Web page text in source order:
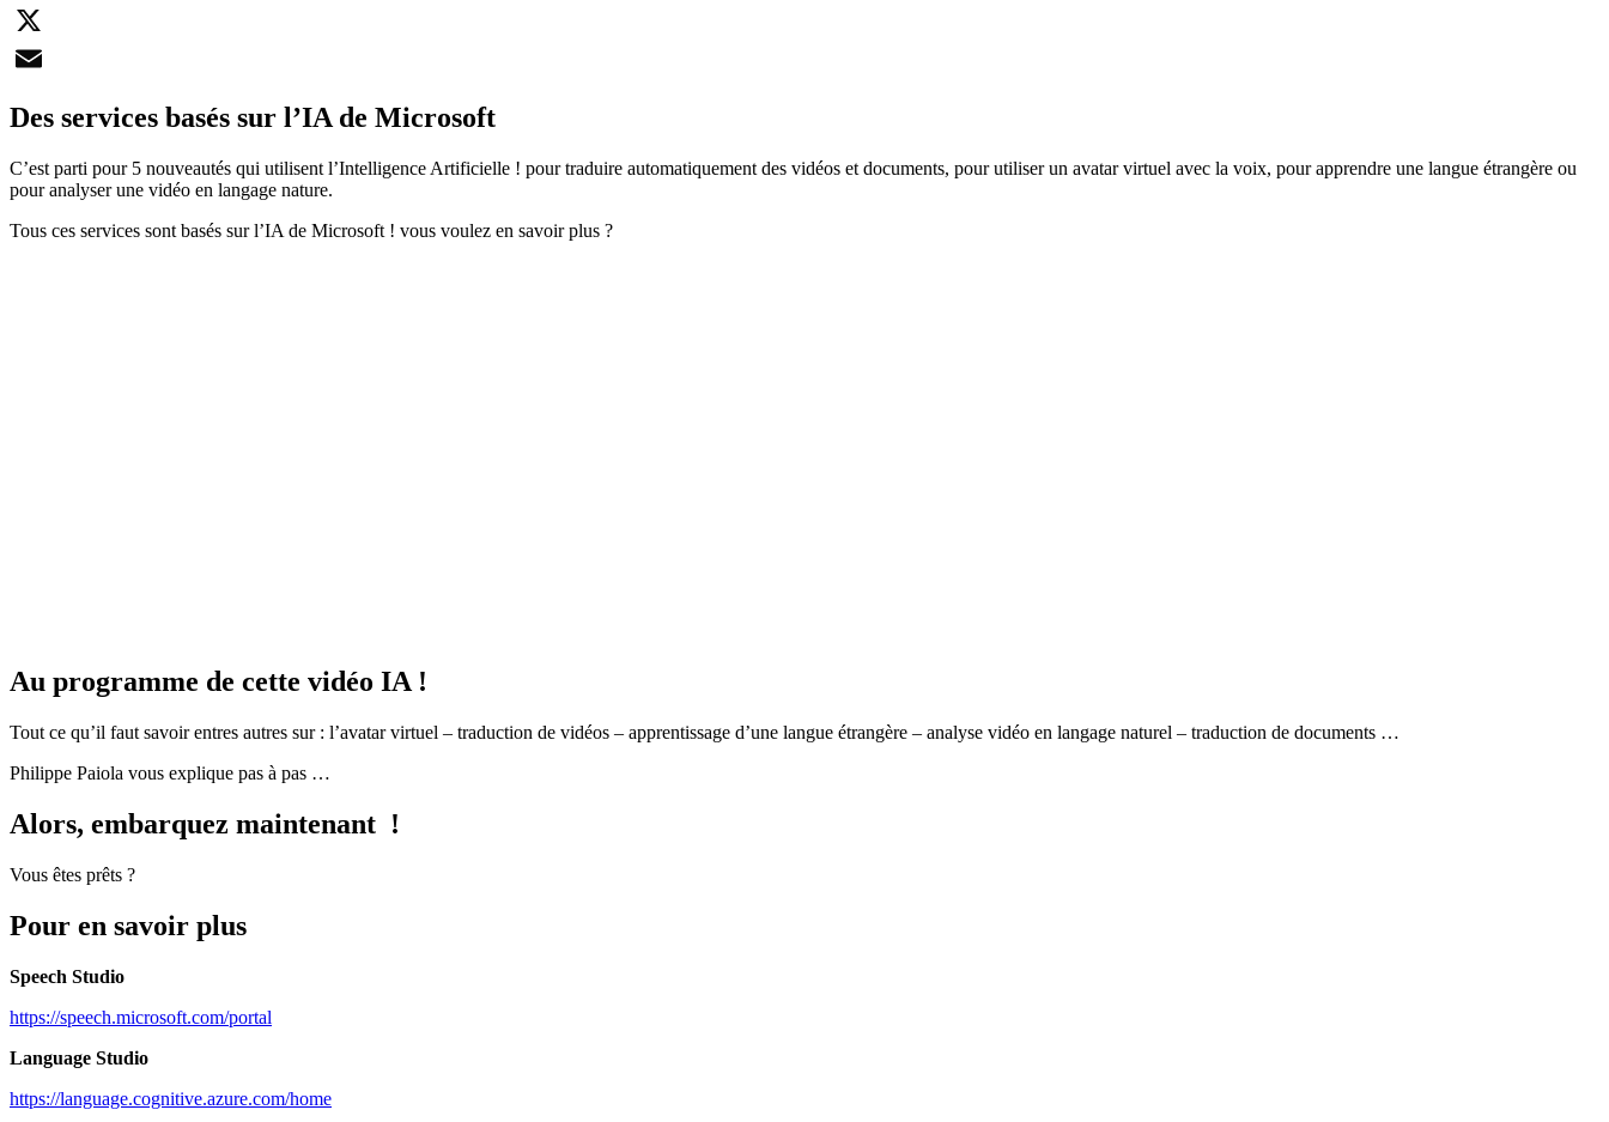
LinkedIn
X
Des services basés sur l’IA de Microsoft
C’est parti pour 5 nouveautés qui utilisent l’Intelligence Artificielle ! pour traduire automatiquement des vidéos et documents, pour utiliser un avatar virtuel avec la voix, pour apprendre une langue étrangère ou
pour analyser une vidéo en langage nature.
Tous ces services sont basés sur l’IA de Microsoft ! vous voulez en savoir plus ?
Au programme de cette vidéo IA !
Tout ce qu’il faut savoir entres autres sur : l’avatar virtuel – traduction de vidéos – apprentissage d’une langue étrangère – analyse vidéo en langage naturel – traduction de documents …
Philippe Paiola vous explique pas à pas …
Alors, embarquez maintenant !
Vous êtes prêts ?
Pour en savoir plus
Speech Studio
https://speech.microsoft.com/portal
Language Studio
https://language.cognitive.azure.com/home